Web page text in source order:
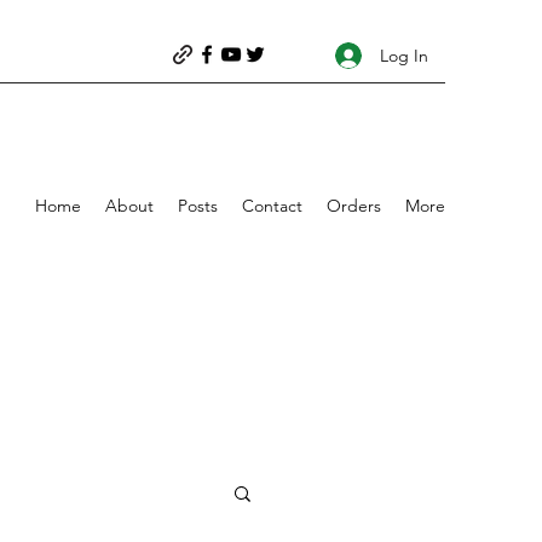
Log In
Home About Posts Contact Orders More